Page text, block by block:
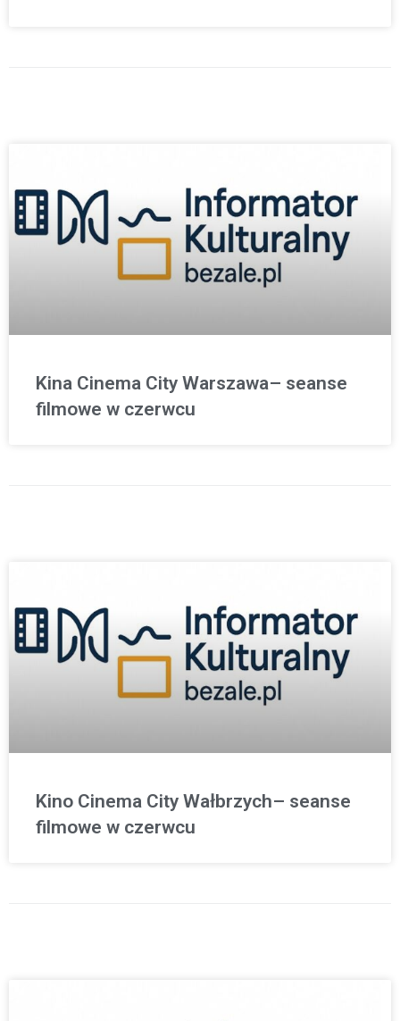
Kina Cinema City Warszawa– seanse
filmowe w czerwcu
Kino Cinema City Wałbrzych– seanse
filmowe w czerwcu